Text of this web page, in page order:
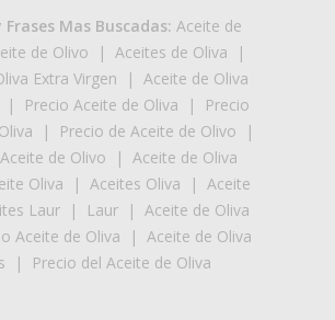
Mas Buscadas: Aceite de
de Olivo | Aceites de Oliva |
Extra Virgen | Aceite de Oliva
| Precio Aceite de Oliva |
Precio
| Precio de Aceite de Olivo |
de Olivo | Aceite de Oliva
Oliva | Aceites Oliva | Aceite
Laur| Laur| Aceite de Oliva
Aceite de Oliva | Aceite de Oliva
| Precio del Aceite de Oliva